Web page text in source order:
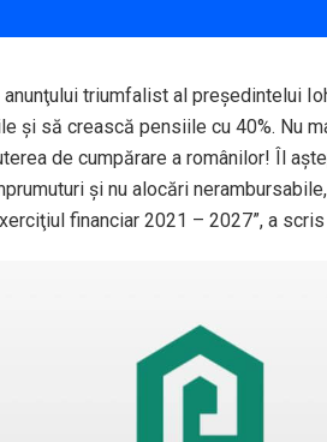
triumfalist al preşedintelui
şi să crească pensiile cu 40%. Nu
de cumpărare a românilor! Îl
şi nu alocări
financiar 2021 – 2027”, a